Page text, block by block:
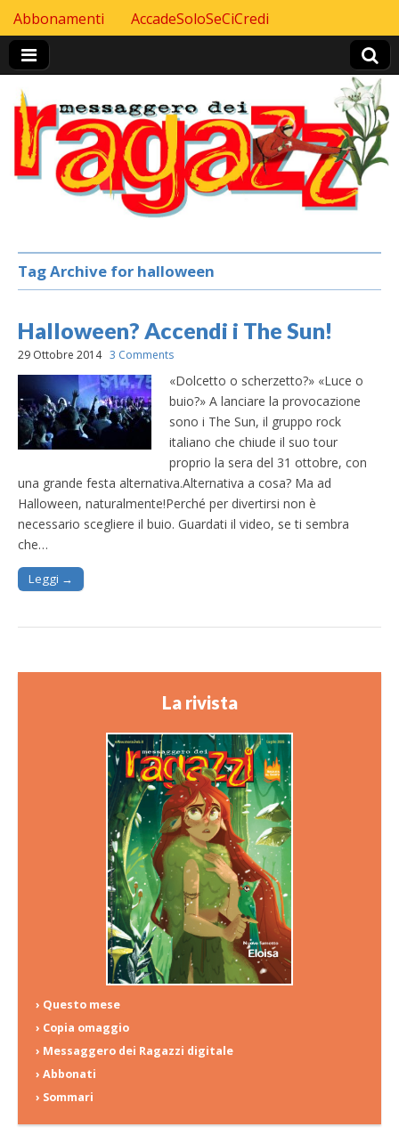
Header Top menu
Skip to content
Abbonamenti AccadeSoloSeCiCredi
Tag Archive for halloween
Halloween? Accendi i The Sun!
29 Ottobre 2014 3 Comments
«Dolcetto o scherzetto?» «Luce o
buio?» A lanciare la provocazione
sono i The Sun, il gruppo rock
italiano che chiude il suo tour
proprio la sera del 31 ottobre, con
una grande festa alternativa.Alternativa a cosa? Ma ad
Halloween, naturalmente!Perché per divertirsi non è
necessario scegliere il buio. Guardati il video, se ti sembra
che…
Leggi →
La rivista
› Questo mese
› Copia omaggio
› Messaggero dei Ragazzi digitale
› Abbonati
› Sommari